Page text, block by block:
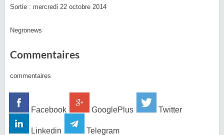
Sortie : mercredi 22 octobre 2014
Negronews
Commentaires
commentaires
Facebook GooglePlus Twitter
Linkedin Telegram